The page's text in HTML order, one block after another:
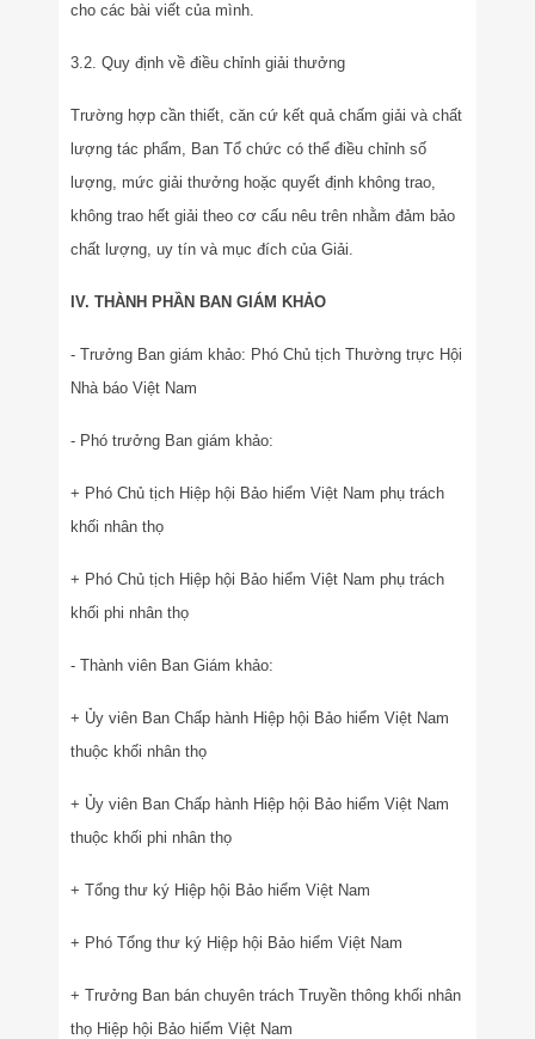
cho các bài viết của mình.
3.2. Quy định về điều chỉnh giải thưởng
Trường hợp cần thiết, căn cứ kết quả chấm giải và chất
lượng tác phẩm, Ban Tổ chức có thể điều chỉnh số
lượng, mức giải thưởng hoặc quyết định không trao,
không trao hết giải theo cơ cấu nêu trên nhằm đảm bảo
chất lượng, uy tín và mục đích của Giải.
IV. THÀNH PHẦN BAN GIÁM KHẢO
- Trưởng Ban giám khảo: Phó Chủ tịch Thường trực Hội
Nhà báo Việt Nam
- Phó trưởng Ban giám khảo:
+ Phó Chủ tịch Hiệp hội Bảo hiểm Việt Nam phụ trách
khối nhân thọ
+ Phó Chủ tịch Hiệp hội Bảo hiểm Việt Nam phụ trách
khối phi nhân thọ
- Thành viên Ban Giám khảo:
+ Ủy viên Ban Chấp hành Hiệp hội Bảo hiểm Việt Nam
thuộc khối nhân thọ
+ Ủy viên Ban Chấp hành Hiệp hội Bảo hiểm Việt Nam
thuộc khối phi nhân thọ
+ Tổng thư ký Hiệp hội Bảo hiểm Việt Nam
+ Phó Tổng thư ký Hiệp hội Bảo hiểm Việt Nam
+ Trưởng Ban bán chuyên trách Truyền thông khối nhân
thọ Hiệp hội Bảo hiểm Việt Nam